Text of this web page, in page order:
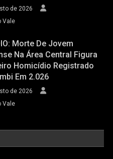
de 2026
Vale
Morte De Jovem
Na Área Central Figura
Homicídio Registrado
Em 2.026
de 2026
Vale